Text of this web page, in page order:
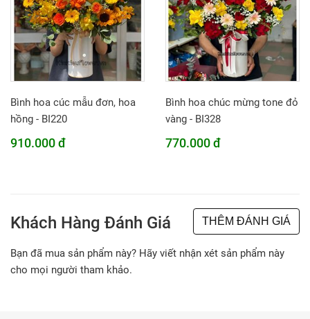
Bình hoa cúc mẫu đơn, hoa
hồng - BI220
910.000 đ
Bình hoa chúc mừng tone đỏ
vàng - BI328
770.000 đ
Khách Hàng Đánh Giá THÊM ĐÁNH GIÁ
Bạn đã mua sản phẩm này? Hãy viết nhận xét sản phẩm này
cho mọi người tham khảo.